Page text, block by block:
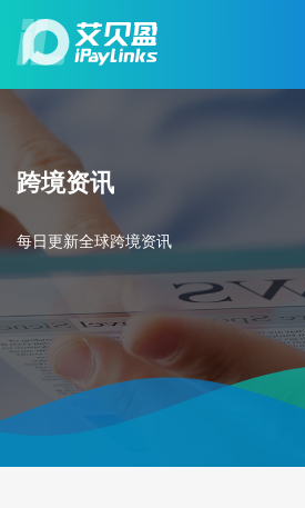
跨境资讯
每日更新全球跨境资讯